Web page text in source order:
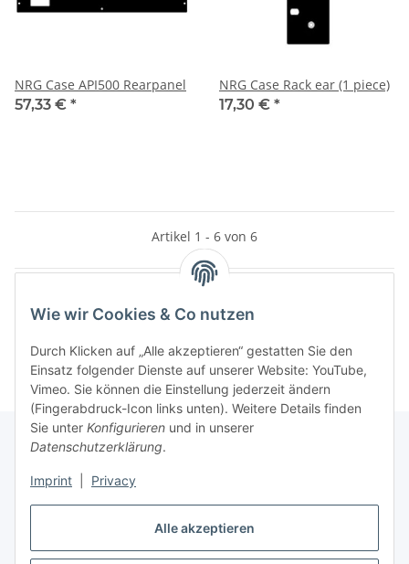
Alle akzeptieren
Wie wir Cookies & Co nutzen
Durch Klicken auf „Alle akzeptieren“ gestatten Sie den
Einsatz folgender Dienste auf unserer Website: YouTube,
Vimeo. Sie können die Einstellung jederzeit ändern
(Fingerabdruck-Icon links unten). Weitere Details finden
Sie unter Konfigurieren und in unserer
Datenschutzerklärung.
Imprint Privacy
NRG Case API500 Rearpanel
57,33 € *
NRG Case Rack ear (1 piece)
17,30 € *
Artikel 1 - 6 von 6
Informationen
Gesetzliche Informationen